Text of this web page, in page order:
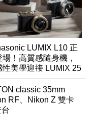
LUMIX L10 正
場！高質感隨身機，
性美學迎接 LUMIX 25
classic 35mm
RF、Nikon Z 雙卡